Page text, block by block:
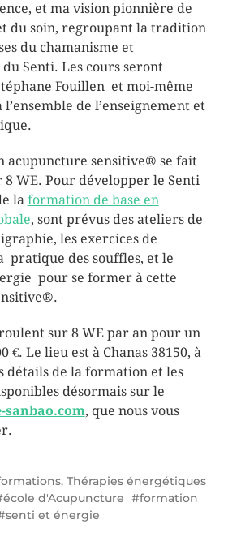
et ma vision pionnière de
du soin, regroupant la tradition
du chamanisme et
du Senti. Les cours seront
Fouillen et moi-même
de l’enseignement et
acupuncture sensitive® se fait
8 WE. Pour développer le Senti
la formation de base en
, sont prévus des ateliers de
les exercices de
pratique des souffles, et le
pour se former à cette
sur 8 WE par an pour un
€. Le lieu est à Chanas 38150, à
détails de la formation et les
désormais sur le
sanbao.com, que nous vous
, Thérapies énergétiques
école d'Acupuncture
formation
senti et énergie